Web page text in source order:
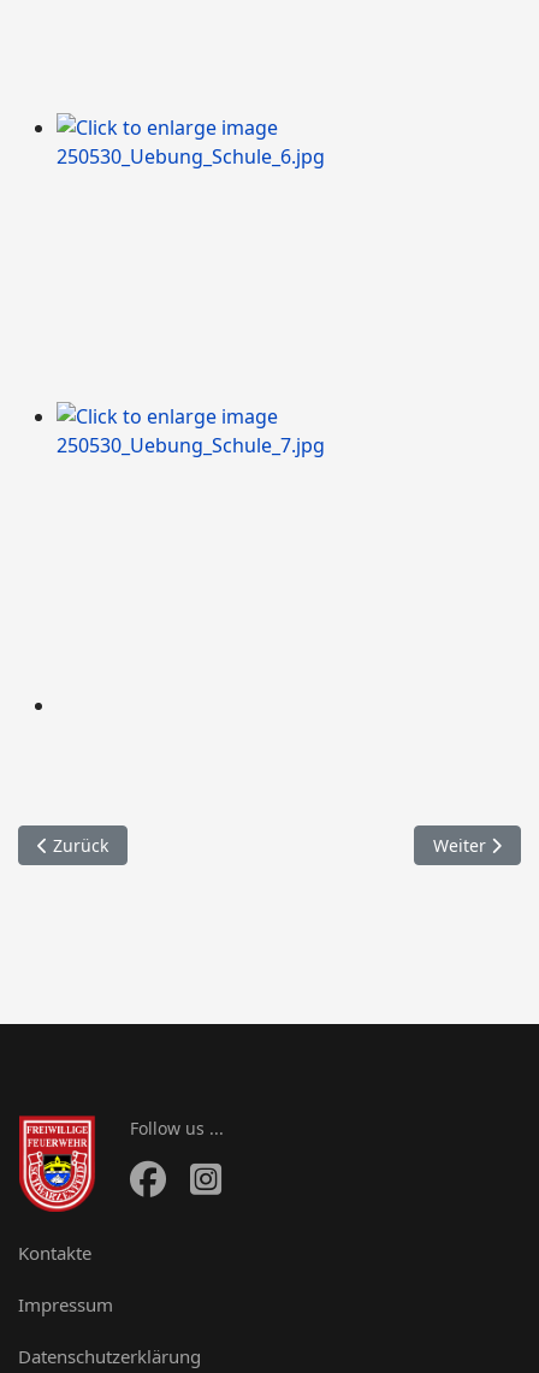
Vorheriger Beitrag: Kirwabaum Aufstellen
Zurück Nächster
Weiter
Follow us ...
Kontakte
Impressum
Datenschutzerklärung